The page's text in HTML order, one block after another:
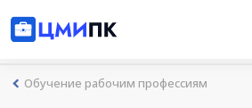
Обучение рабочим профессиям